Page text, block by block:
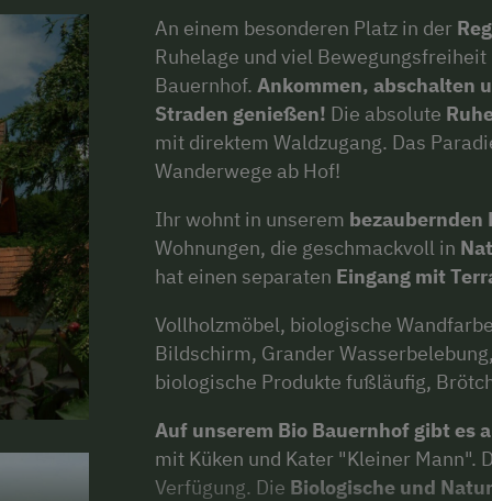
An einem besonderen Platz in der
Ruhelage und viel
Bauernhof. Ankommen, abschalten
Straden genießen! Die absolute
mit direktem Waldzugang. Das
Wanderwege ab Hof!
Ihr wohnt in unserem
Wohnungen, die geschmackvoll in
hat einen separaten Eingang mit
Vollholzmöbel, biologische
Bildschirm, Grander
biologische Produkte fußläufig,
Auf unserem Bio Bauernhof gibt es
mit Küken und Kater "Kleiner Mann".
Verfügung. Die Biologische und